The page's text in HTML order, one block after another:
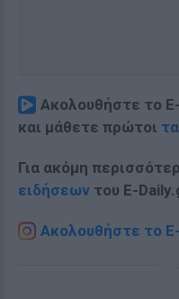
Ακολουθήστε το
και μάθετε πρώτοι
Για ακόμη
ειδήσεων του E-
Ακολουθήστε το